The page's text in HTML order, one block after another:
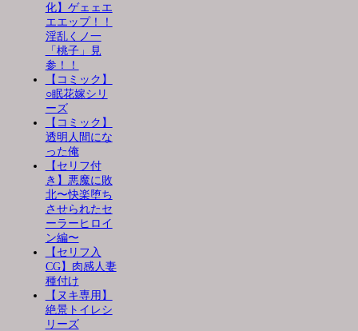
化】ゲェェエ
エエップ！！
淫乱くノ一
「桃子」見
参！！
【コミック】
○眠花嫁シリ
ーズ
【コミック】
透明人間にな
った俺
【セリフ付
き】悪魔に敗
北〜快楽堕ち
させられたセ
ーラーヒロイ
ン編〜
【セリフ入
CG】肉感人妻
種付け
【ヌキ専用】
絶景トイレシ
リーズ